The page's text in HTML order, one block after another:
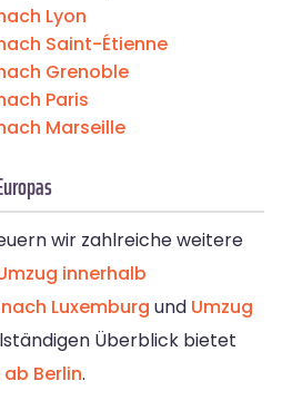
Lyon
Saint-Étienne
Grenoble
Paris
Marseille
wir zahlreiche weitere
innerhalb
Luxemburg und Umzug
Überblick bietet
Berlin.